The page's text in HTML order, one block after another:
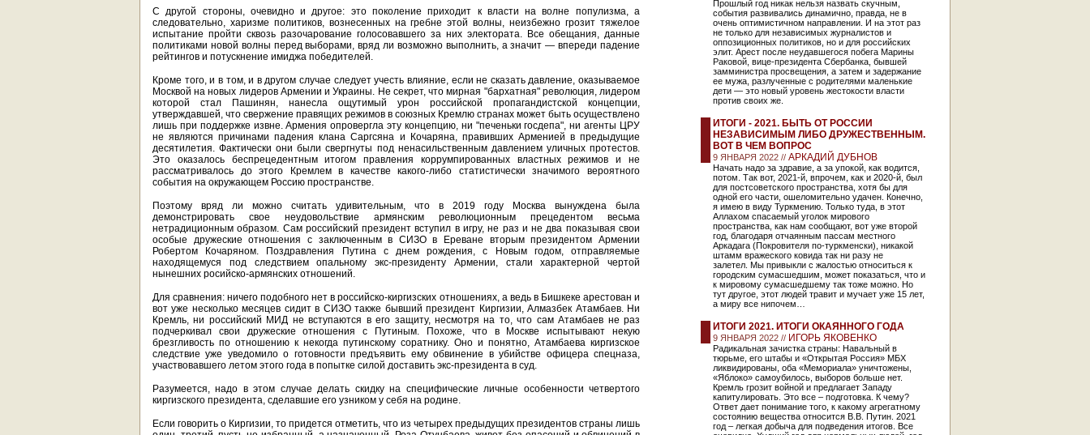
С другой стороны, очевидно и другое: это поколение приходит к власти на волне популизма, а
следовательно, харизме политиков, вознесенных на гребне этой волны, неизбежно грозит тяжелое
испытание пройти сквозь разочарование голосовавшего за них электората. Все обещания, данные
политиками новой волны перед выборами, вряд ли возможно выполнить, а значит — впереди падение
рейтингов и потускнение имиджа победителей.
Кроме того, и в том, и в другом случае следует учесть влияние, если не сказать давление, оказываемое
Москвой на новых лидеров Армении и Украины. Не секрет, что мирная "бархатная" революция, лидером
которой стал Пашинян, нанесла ощутимый урон российской пропагандистской концепции,
утверждавшей, что свержение правящих режимов в союзных Кремлю странах может быть осуществлено
лишь при поддержке извне. Армения опровергла эту концепцию, ни "печеньки госдепа", ни агенты ЦРУ
не являются причинами падения клана Саргсяна и Кочаряна, правивших Арменией в предыдущие
десятилетия. Фактически они были свергнуты под ненасильственным давлением уличных протестов.
Это оказалось беспрецедентным итогом правления коррумпированных властных режимов и не
рассматривалось до этого Кремлем в качестве какого-либо статистически значимого вероятного
события на окружающем Россию пространстве.
Поэтому вряд ли можно считать удивительным, что в 2019 году Москва вынуждена была
демонстрировать свое неудовольствие армянским революционным прецедентом весьма
нетрадиционным образом. Сам российский президент вступил в игру, не раз и не два показывая свои
особые дружеские отношения с заключенным в СИЗО в Ереване вторым президентом Армении
Робертом Кочаряном. Поздравления Путина с днем рождения, с Новым годом, отправляемые
находящемуся под следствием опальному экс-президенту Армении, стали характерной чертой
нынешних росийско-армянских отношений.
Для сравнения: ничего подобного нет в российско-киргизских отношениях, а ведь в Бишкеке арестован и
вот уже несколько месяцев сидит в СИЗО также бывший президент Киргизии, Алмазбек Атамбаев. Ни
Кремль, ни российский МИД не вступаются в его защиту, несмотря на то, что сам Атамбаев не раз
подчеркивал свои дружеские отношения с Путиным. Похоже, что в Москве испытывают некую
брезгливость по отношению к некогда путинскому соратнику. Оно и понятно, Атамбаева киргизское
следствие уже уведомило о готовности предъявить ему обвинение в убийстве офицера спецназа,
участвовавшего летом этого года в попытке силой доставить экс-президента в суд.
Разумеется, надо в этом случае делать скидку на специфические личные особенности четвертого
киргизского президента, сделавшие его узником у себя на родине.
Если говорить о Киргизии, то придется отметить, что из четырех предыдущих президентов страны лишь
Прошлый год никак нельзя назвать скучным,
события развивались динамично, правда, не в
очень оптимистичном направлении. И на этот раз
не только для независимых журналистов и
оппозиционных политиков, но и для российских
элит. Арест после неудавшегося побега Марины
Раковой, вице-президента Сбербанка, бывшей
замминистра просвещения, а затем и задержание
ее мужа, разлученные с родителями маленькие
дети — это новый уровень жестокости власти
против своих же.
ИТОГИ - 2021. БЫТЬ ОТ РОССИИ
НЕЗАВИСИМЫМ ЛИБО ДРУЖЕСТВЕННЫМ.
ВОТ В ЧЕМ ВОПРОС
9 ЯНВАРЯ 2022 // АРКАДИЙ ДУБНОВ
Начать надо за здравие, а за упокой, как водится,
потом. Так вот, 2021-й, впрочем, как и 2020-й, был
для постсоветского пространства, хотя бы для
одной его части, ошеломительно удачен. Конечно,
я имею в виду Туркмению. Только туда, в этот
Аллахом спасаемый уголок мирового
пространства, как нам сообщают, вот уже второй
год, благодаря отчаянным пассам местного
Аркадага (Покровителя по-туркменски), никакой
штамм вражеского ковида так ни разу не
залетел. Мы привыкли с жалостью относиться к
городским сумасшедшим, может показаться, что и
к мировому сумасшедшему так тоже можно. Но
тут другое, этот людей травит и мучает уже 15 лет,
а миру все нипочем…
ИТОГИ 2021. ИТОГИ ОКАЯННОГО ГОДА
9 ЯНВАРЯ 2022 // ИГОРЬ ЯКОВЕНКО
Радикальная зачистка страны: Навальный в
тюрьме, его штабы и «Открытая Россия» МБХ
ликвидированы, оба «Мемориала» уничтожены,
«Яблоко» самоубилось, выборов больше нет.
Кремль грозит войной и предлагает Западу
капитулировать. Это все – подготовка. К чему?
Ответ дает понимание того, к какому агрегатному
состоянию вещества относится В.В. Путин. 2021
год – легкая добыча для подведения итогов. Все